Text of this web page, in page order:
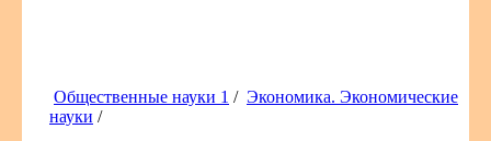
Общественные науки 1 / Экономика. Экономические
науки /